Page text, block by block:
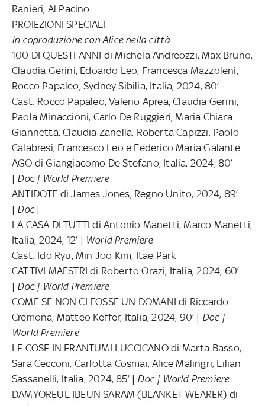
Ranieri, Al Pacino
PROIEZIONI SPECIALI
In coproduzione con Alice nella città
100 DI QUESTI ANNI di Michela Andreozzi, Max Bruno,
Claudia Gerini, Edoardo Leo, Francesca Mazzoleni,
Rocco Papaleo, Sydney Sibilia, Italia, 2024, 80’
Cast: Rocco Papaleo, Valerio Aprea, Claudia Gerini,
Paola Minaccioni, Carlo De Ruggieri, Maria Chiara
Giannetta, Claudia Zanella, Roberta Capizzi, Paolo
Calabresi, Francesco Leo e Federico Maria Galante
AGO di Giangiacomo De Stefano, Italia, 2024, 80’
| Doc | World Premiere
ANTIDOTE di James Jones, Regno Unito, 2024, 89’
| Doc|
LA CASA DI TUTTI di Antonio Manetti, Marco Manetti,
Italia, 2024, 12’ | World Premiere
Cast: Ido Ryu, Min Joo Kim, Itae Park
CATTIVI MAESTRI di Roberto Orazi, Italia, 2024, 60’
| Doc | World Premiere
COME SE NON CI FOSSE UN DOMANI di Riccardo
Cremona, Matteo Keffer, Italia, 2024, 90’ | Doc |
World Premiere
LE COSE IN FRANTUMI LUCCICANO di Marta Basso,
Sara Cecconi, Carlotta Cosmai, Alice Malingri, Lilian
Sassanelli, Italia, 2024, 85’ | Doc | World Premiere
DAMYOREUL IBEUN SARAM (BLANKET WEARER) di